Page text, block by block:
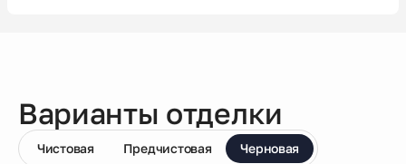
Варианты отделки
Чистовая Предчистовая Черновая